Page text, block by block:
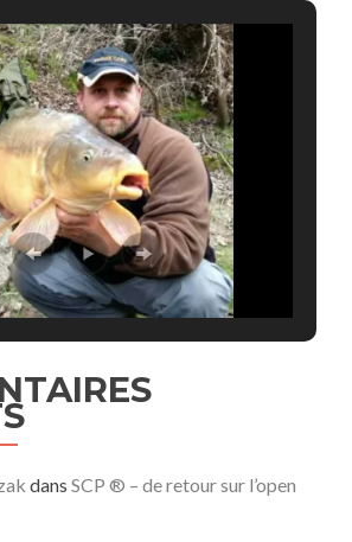
dans SCP ® – de retour sur l’open